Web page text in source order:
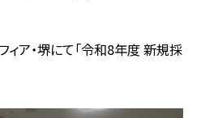
ィア・堺にて「令和8年度 新規採